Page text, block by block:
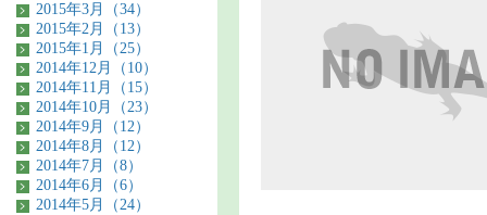
2015年3月（34）
2015年2月（13）
2015年1月（25）
2014年12月（10）
2014年11月（15）
2014年10月（23）
2014年9月（12）
2014年8月（12）
2014年7月（8）
2014年6月（6）
2014年5月（24）